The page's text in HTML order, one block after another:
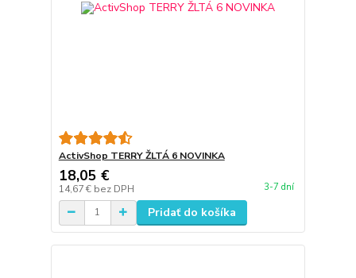
ActivShop TERRY ŽLTÁ 6 NOVINKA
18,05 €
14,67 € bez DPH 3-7 dní
Pridať do košíka